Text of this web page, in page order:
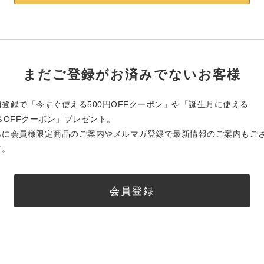
まだご登録がお済みでないお客様
登録で「今すぐ使える500円OFFクーポン」や「誕生月に使える
OFFクーポン」プレゼント。
に会員様限定商品のご案内やメルマガ登録で最新情報のご案内もご
会員登録